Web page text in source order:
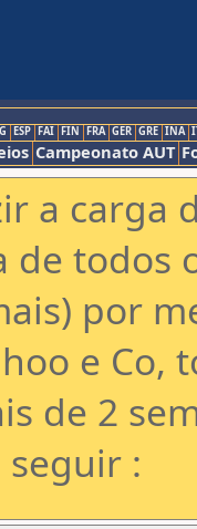
ESP FAI FIN FRA GER GRE INA
Campeonato AUT
a carga
de todos
por
e Co,
de 2
: